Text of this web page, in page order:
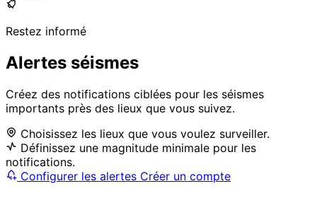
Restez informé
Alertes séismes
Créez des notifications ciblées pour les séismes
importants près des lieux que vous suivez.
Choisissez les lieux que vous voulez surveiller.
Définissez une magnitude minimale pour les
notifications.
Configurer les alertes Créer un compte